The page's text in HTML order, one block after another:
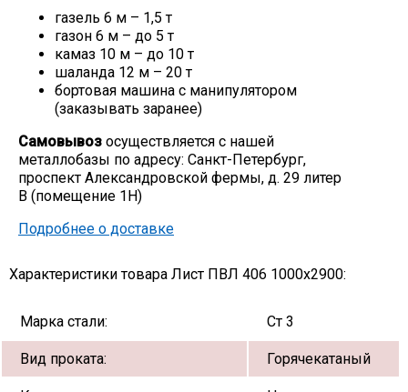
Скобо-гибочные изделия
Остальное
Нержавейка
Алюминиевый прокат
газель 6 м – 1,5 т
газон 6 м – до 5 т
камаз 10 м – до 10 т
шаланда 12 м – 20 т
бортовая машина с манипулятором
(заказывать заранее)
Самовывоз осуществляется с нашей
металлобазы по адресу: Санкт-Петербург,
проспект Александровской фермы, д. 29 литер
В (помещение 1Н)
Подробнее о доставке
Характеристики товара Лист ПВЛ 406 1000х2900:
Марка стали: Ст 3
Вид проката: Горячекатаный